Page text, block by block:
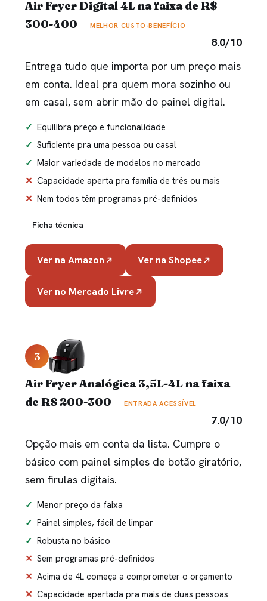
Air Fryer Digital 4L na faixa de R$
300-400
MELHOR CUSTO-BENEFÍCIO
8.0/10
Entrega tudo que importa por um preço mais
em conta. Ideal pra quem mora sozinho ou
em casal, sem abrir mão do painel digital.
Equilibra preço e funcionalidade
Suficiente pra uma pessoa ou casal
Maior variedade de modelos no mercado
Capacidade aperta pra família de três ou mais
Nem todos têm programas pré-definidos
Ficha técnica
Ver na Amazon Ver na Shopee
Ver no Mercado Livre
3
Air Fryer Analógica 3,5L-4L na faixa
de R$ 200-300
ENTRADA ACESSÍVEL
7.0/10
Opção mais em conta da lista. Cumpre o
básico com painel simples de botão giratório,
sem firulas digitais.
Menor preço da faixa
Painel simples, fácil de limpar
Robusta no básico
Sem programas pré-definidos
Acima de 4L começa a comprometer o orçamento
Capacidade apertada pra mais de duas pessoas